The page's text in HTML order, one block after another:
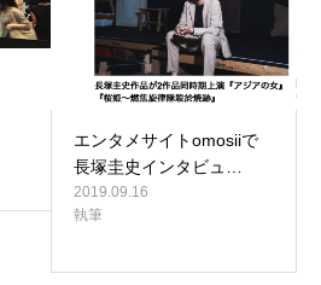
エンタメサイトomosiiで
長塚圭史インタビュ…
2019.09.16
執筆